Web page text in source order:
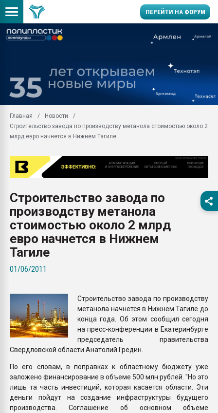
ПЕРЕЙТИ НА ФОРУМ
цикла
заводу пластмасс"
28.07.2026
первый план в
28.07.2026
ситуацией на
Всё, что касается
бутылок
Главная
Новости
Строительство завода по производству метанола стоимостью около 2
млрд евро начнется в Нижнем Тагиле
Строительство завода по
производству метанола
стоимостью около 2 млрд
евро начнется в Нижнем
Тагиле
01/06/2011
Строительство завода по производству
метанола начнется в Нижнем Тагиле до
конца года. Об этом сообщил сегодня
на пресс-конференции в Екатеринбурге
председатель правительства
Свердловской области Анатолий Гредин.
По его словам, в поправках к областному бюджету уже
заложено финансирование в объеме 500 млн рублей. "Но это
лишь та часть инвестиций, которая касается области. Эти
деньги пойдут на создание инфраструктуры будущего
производства. Соглашение об основном объеме